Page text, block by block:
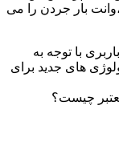
بار جردن را می
با توجه به
های جدید برای
چیست؟